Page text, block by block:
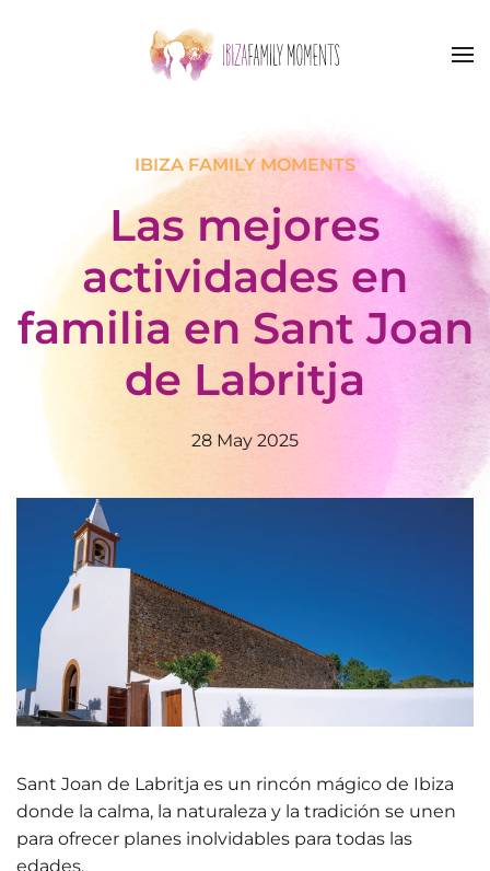
Skip to main content
IBIZA FAMILY MOMENTS
Las mejores
actividades en
familia en Sant Joan
de Labritja
28 May 2025
Sant Joan de Labritja es un rincón mágico de Ibiza
donde la calma, la naturaleza y la tradición se unen
para ofrecer planes inolvidables para todas las
edades.